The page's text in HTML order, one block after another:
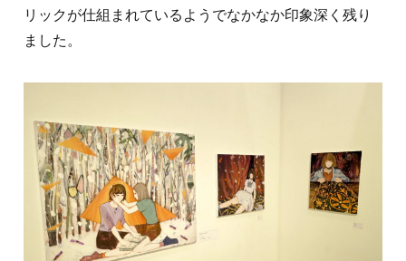
リックが仕組まれているようでなかなか印象深く残り
ました。